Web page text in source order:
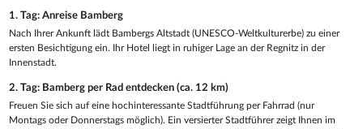
1. Tag: Anreise Bamberg
Nach Ihrer Ankunft lädt Bambergs Altstadt (UNESCO-Weltkulturerbe) zu einer
ersten Besichtigung ein. Ihr Hotel liegt in ruhiger Lage an der Regnitz in der
Innenstadt.
2. Tag: Bamberg per Rad entdecken (ca. 12 km)
Freuen Sie sich auf eine hochinteressante Stadtführung per Fahrrad (nur
Montags oder Donnerstags möglich). Ein versierter Stadtführer zeigt Ihnen im